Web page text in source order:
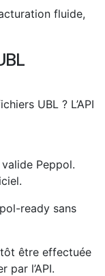
fluide,
UBL ? L’API
Peppol.
ready sans
être effectuée
par l’API.